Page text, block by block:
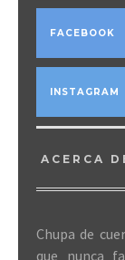
FACEBOOK
INSTAGRAM
ACERCA
Chupa de
que nunca